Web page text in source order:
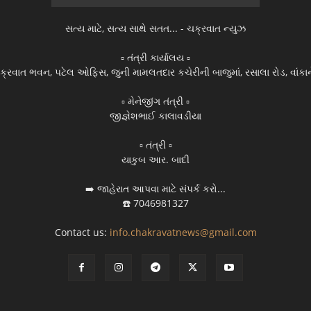
સત્ય માટે, સત્ય સાથે સતત... - ચક્રવાત ન્યુઝ
▫️ તંત્રી કાર્યાલય ▫️
ભવન, પટેલ ઓફિસ, જુની મામલતદાર કચેરીની બાજુમાં, રસાલા રોડ,
▫️ મેનેજીંગ તંત્રી ▫️
જીજ્ઞેશભાઈ કાલાવડીયા
▫️ તંત્રી ▫️
યાકુબ આર. બાદી
➡️ જાહેરાત આપવા માટે સંપર્ક કરો...
☎️ 7046981327
Contact us: info.chakravatnews@gmail.com